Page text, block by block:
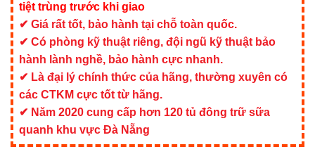
tiệt trùng trước khi giao
✔ Giá rất tốt, bảo hành tại chỗ toàn quốc.
✔ Có phòng kỹ thuật riêng, đội ngũ kỹ thuật bảo
hành lành nghề, bảo hành cực nhanh.
✔ Là đại lý chính thức của hãng, thường xuyên có
các CTKM cực tốt từ hãng.
✔ Năm 2020 cung cấp hơn 120 tủ đông trữ sữa
quanh khu vực Đà Nẵng